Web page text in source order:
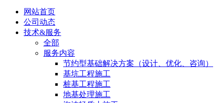
网站首页
公司动态
技术&服务
全部
服务内容
节约型基础解决方案（设计、优化、咨询）
基坑工程施工
桩基工程施工
地基处理施工